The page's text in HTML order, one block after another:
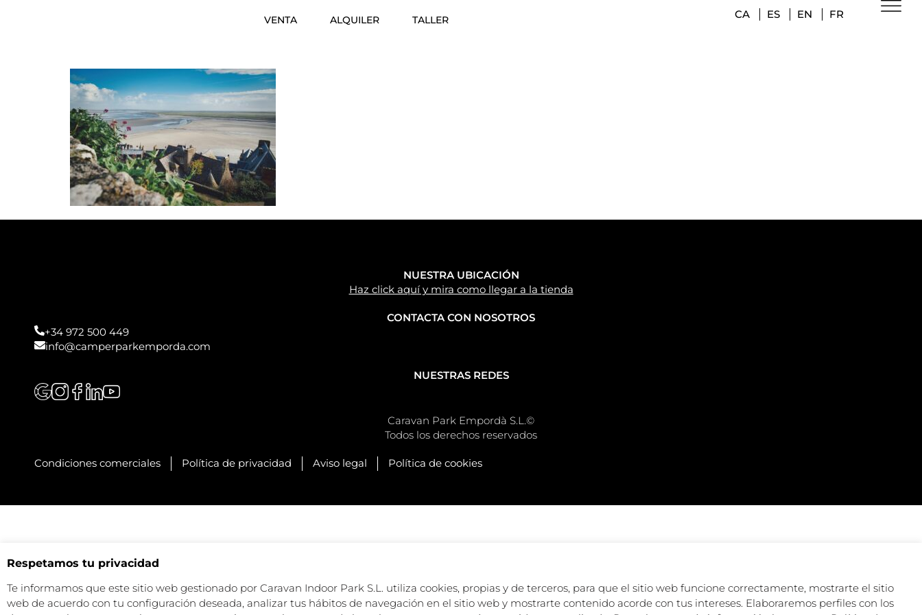
VENTA ALQUILER TALLER CA ES EN FR
NUESTRA UBICACIÓN
Haz click aquí y mira como llegar a la tienda
CONTACTA CON NOSOTROS
+34 972 500 449
info@camperparkemporda.com
NUESTRAS REDES
Caravan Park Empordà S.L.©
Todos los derechos reservados
Condiciones comerciales Política de privacidad Aviso legal Política de cookies
Respetamos tu privacidad
Te informamos que este sitio web gestionado por Caravan Indoor Park S.L. utiliza cookies, propias y de terceros, para que el sitio web funcione correctamente, mostrarte el sitio
web de acuerdo con tu configuración deseada, analizar tus hábitos de navegación en el sitio web y mostrarte contenido acorde con tus intereses. Elaboraremos perfiles con los